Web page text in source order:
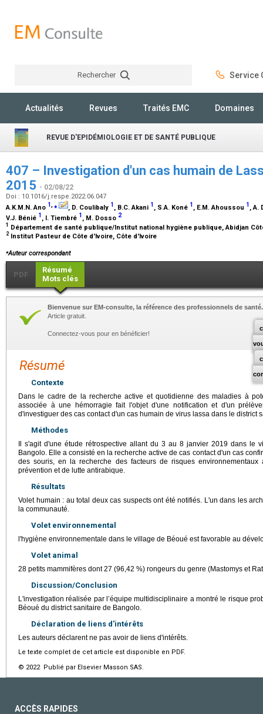
Rechercher Service
Actualités Revues Traités EMC Domaines
REVUE D'EPIDÉMIOLOGIE ET DE SANTÉ PUBLIQUE
407 – Investigation d'un cas humain de
2015 - 02/08/22
Doi : 10.1016/j.respe.2022.06.047
A.K.M.N. Ano 1,⁎ , D. Coulibaly 1 , B.C. Akani 1 , S.A. Koné 1 , E.M. Ahoussou 1 , A.
V.J. Bénié 1 , I. Tiembré 1 , M. Dosso 2
1 Département de santé publique/Institut national hygiène publique, Abidjan
2 Institut Pasteur de Côte d'Ivoire, Côte d'Ivoire
⁎Auteur correspondant
PDF
Résumé
Mots clés
Bienvenue sur EM-consulte, la référence des professionnels de santé.
Article gratuit.
Connectez-vous pour en bénéficier!
Résumé
Contexte
Dans le cadre de la recherche active et quotidienne des maladies à
associée à une hémorragie fait l'objet d'une notification et d'un
d'investiguer des cas contact d'un cas humain de virus lassa dans le district
Méthodes
Il s'agit d'une étude rétrospective allant du 3 au 8 janvier 2019 dans le
Bangolo. Elle a consisté en la recherche active de cas contact d'un cas
des souris, en la recherche des facteurs de risques
prévention et de lutte antirabique.
Résultats
Volet humain : au total deux cas suspects ont été notifiés. L'un dans les
la communauté.
Volet environnemental
l'hygiène environnementale dans le village de Béoué est favorable au
Volet animal
28 petits mammifères dont 27 (96,42 %) rongeurs du genre (Mastomys et
Discussion/Conclusion
L'investigation réalisée par l’équipe multidisciplinaire a montré le risque
Béoué du district sanitaire de Bangolo.
Déclaration de liens d'intérêts
Les auteurs déclarent ne pas avoir de liens d'intérêts.
Le texte complet de cet article est disponible en PDF.
© 2022 Publié par Elsevier Masson SAS.
ACCÈS RAPIDES